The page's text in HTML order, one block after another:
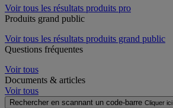
Voir tous les résultats produits pro
Produits grand public
Voir tous les résultats produits grand public
Questions fréquentes
Voir tous
Documents & articles
Voir tous
Rechercher en scannant un code-barre Cliquer ici